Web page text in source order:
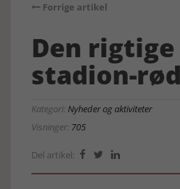
Forrige artikel
Den rigtige
stadion-
Kategori:Nyheder og aktiviteter
Visninger: 705
Del artikel:   